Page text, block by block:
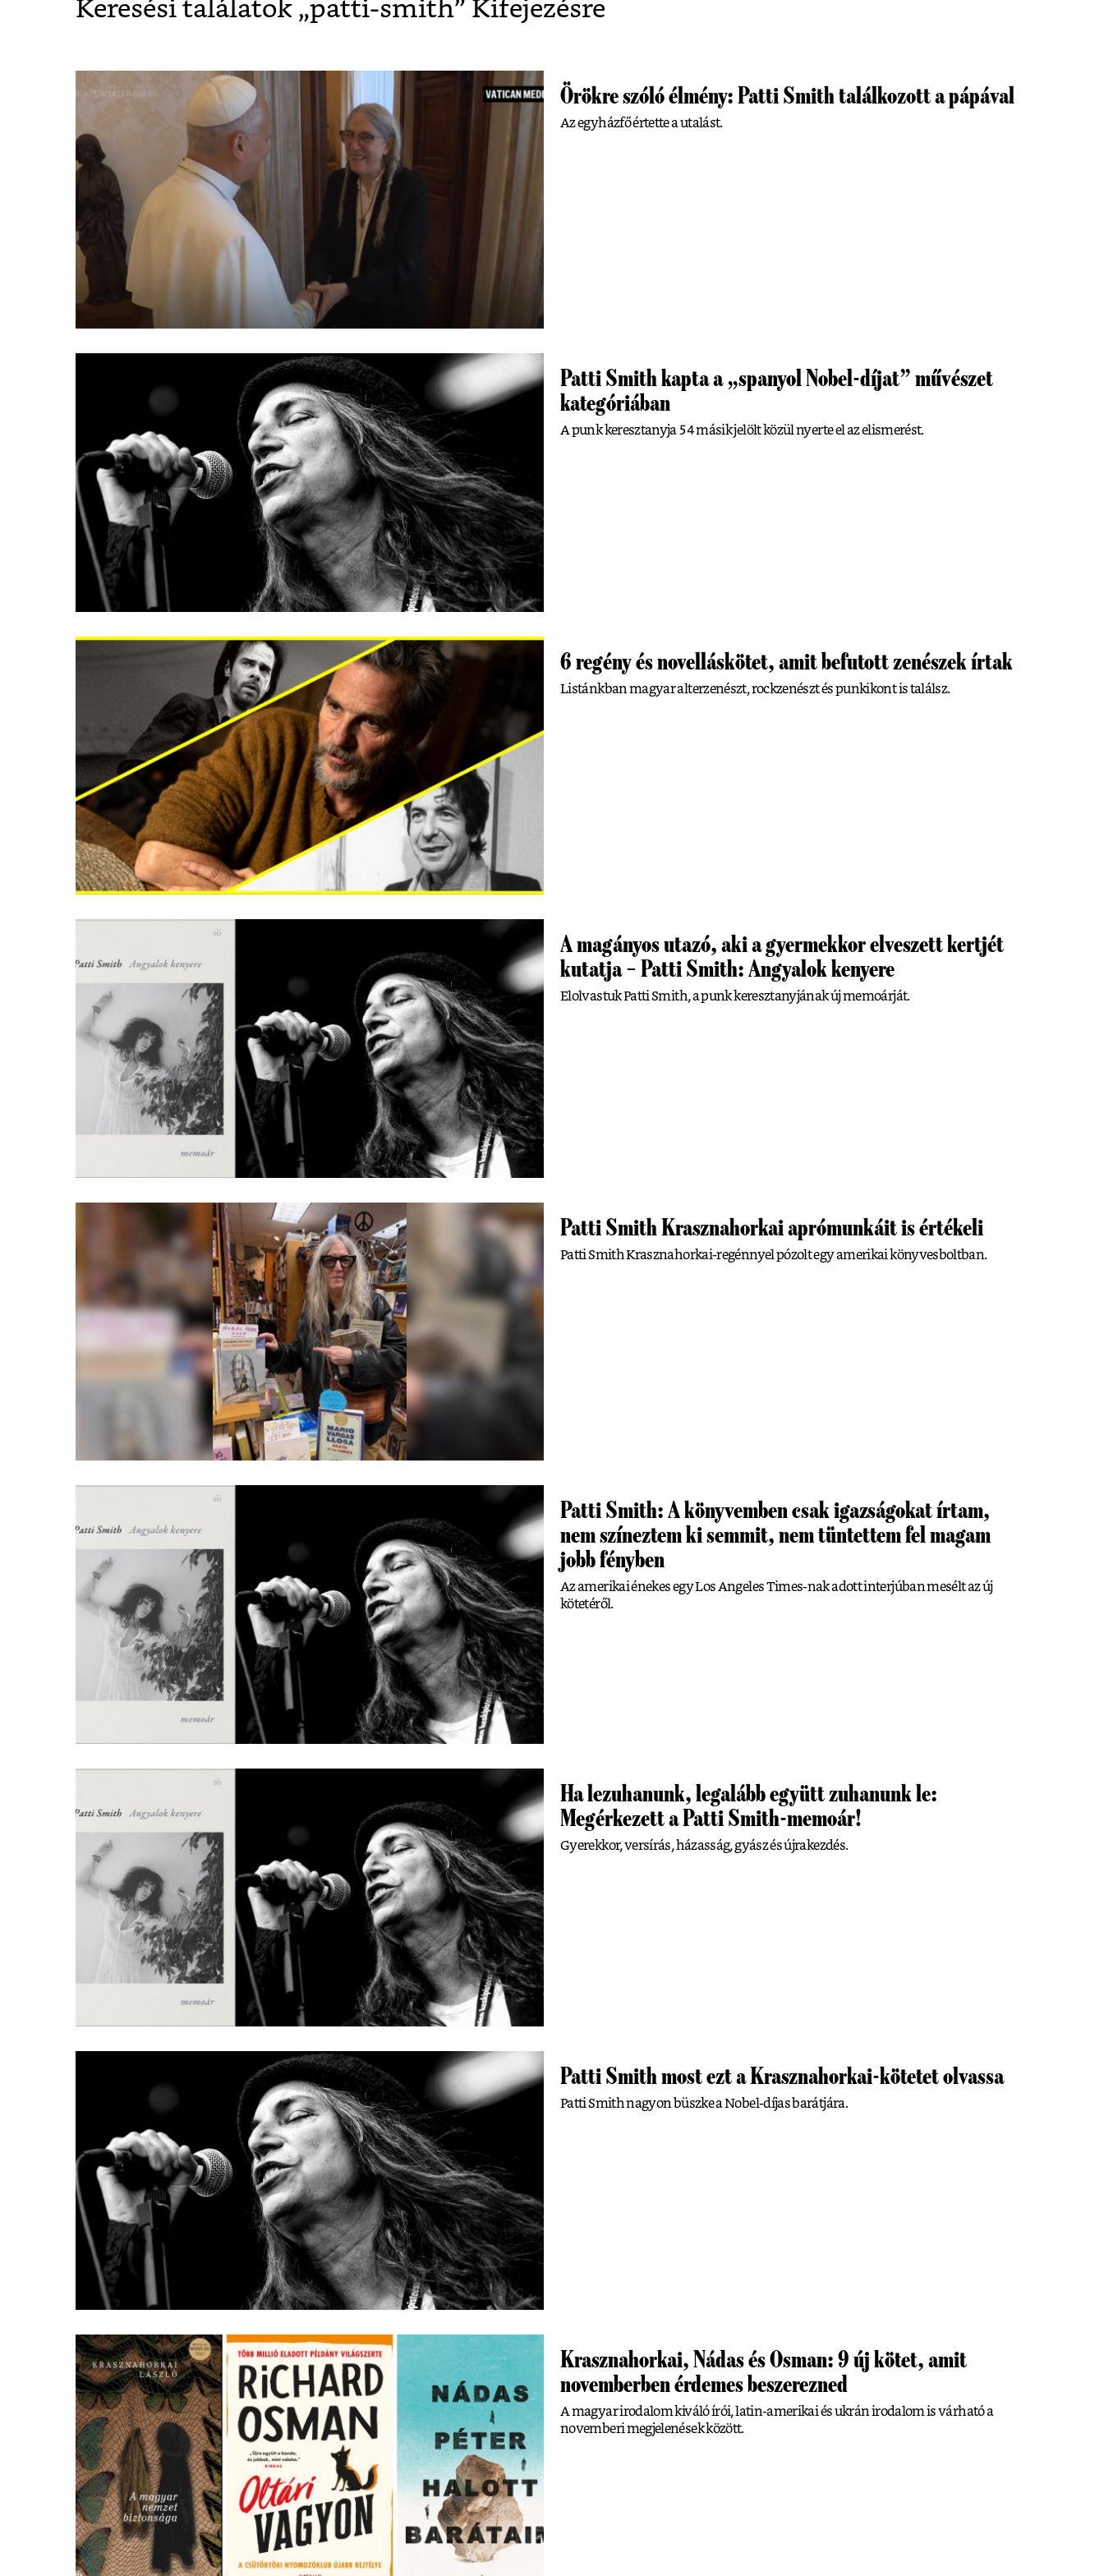
Keresési találatok „patti-smith” Kifejezésre
Örökre szóló élmény: Patti Smith találkozott a pápával
Az egyházfő értette a utalást.
Patti Smith kapta a „spanyol Nobel-díjat” művészet
kategóriában
A punk keresztanyja 54 másik jelölt közül nyerte el az elismerést.
6 regény és novelláskötet, amit befutott zenészek írtak
Listánkban magyar alterzenészt, rockzenészt és punkikont is találsz.
A magányos utazó, aki a gyermekkor elveszett kertjét
kutatja – Patti Smith: Angyalok kenyere
Elolvastuk Patti Smith, a punk keresztanyjának új memoárját.
Patti Smith Krasznahorkai aprómunkáit is értékeli
Patti Smith Krasznahorkai-regénnyel pózolt egy amerikai könyvesboltban.
Patti Smith: A könyvemben csak igazságokat írtam,
nem színeztem ki semmit, nem tüntettem fel magam
jobb fényben
Az amerikai énekes egy Los Angeles Times-nak adott interjúban mesélt az új
kötetéről.
Ha lezuhanunk, legalább együtt zuhanunk le:
Megérkezett a Patti Smith-memoár!
Gyerekkor, versírás, házasság, gyász és újrakezdés.
Patti Smith most ezt a Krasznahorkai-kötetet olvassa
Patti Smith nagyon büszke a Nobel-díjas barátjára.
Krasznahorkai, Nádas és Osman: 9 új kötet, amit
novemberben érdemes beszerezned
A magyar irodalom kiváló írói, latin-amerikai és ukrán irodalom is várható a
novemberi megjelenések között.